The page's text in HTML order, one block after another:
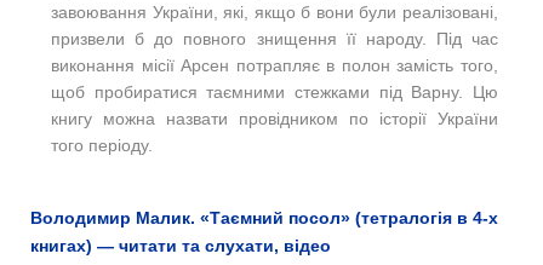
завоювання України, які, якщо б вони були реалізовані,
призвели б до повного знищення її народу. Під час
виконання місії Арсен потрапляє в полон замість того,
щоб пробиратися таємними стежками під Варну. Цю
книгу можна назвати провідником по історії України
того періоду.
Володимир Малик. «Таємний посол» (тетралогія в 4-х
книгах) — читати та слухати, відео